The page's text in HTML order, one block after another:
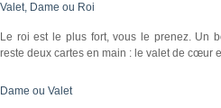
Valet, Dame ou Roi
Le roi est le plus fort, vous le prenez. Un
reste deux cartes en main : le valet de cœur
Dame ou Valet